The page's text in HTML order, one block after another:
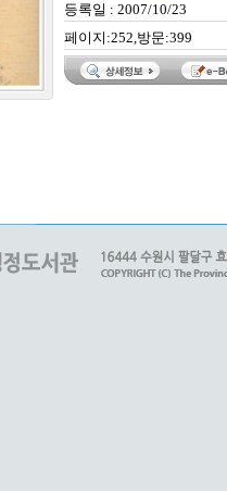
등록일 : 2007/10/23
페이지:252,방문:399